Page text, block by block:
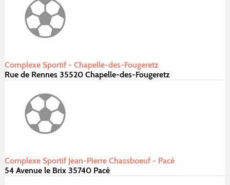
Complexe Sportif - Chapelle-des-Fougeretz
Rue de Rennes 35520 Chapelle-des-Fougeretz
Complexe Sportif Jean-Pierre Chassboeuf - Pacé
54 Avenue le Brix 35740 Pacé